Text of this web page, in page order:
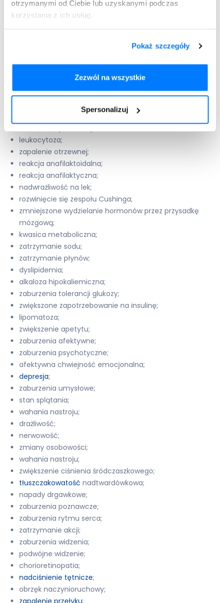
otrzymanymi od Ciebie lub uzyskanymi podczas
korzystania z ich usług.
Pokaż szczegóły
Zezwól na wszystkie
Spersonalizuj
senność;
bradykardia;
zahamowanie czynności mięśnia sercowego;
zasłabnięcie na tle krążeniowym;
ślepota przejściowa;
niewyraźne widzenie;
leukocytoza;
zapalenie otrzewnej;
reakcja anafilaktoidalna;
reakcja anafilaktyczna;
nadwrażliwość na lek;
rozwinięcie się zespołu Cushinga;
zmniejszone wydzielanie hormonów przez przysadkę
mózgową;
kwasica metaboliczna;
zatrzymanie sodu;
zatrzymanie płynów;
dyslipidemia;
alkaloza hipokaliemiczna;
zaburzenia tolerancji glukozy;
zwiększone zapotrzebowanie na insulinę;
lipomatoza;
zwiększenie apetytu;
zaburzenia afektywne;
zaburzenia psychotyczne;
afektywna chwiejność emocjonalna;
depresja;
zaburzenia umysłowe;
stan splątania;
wahania nastroju;
drażliwość;
nerwowość;
zmiany osobowości;
wahania nastroju;
zwiększenie ciśnienia śródczaszkowego;
tłuszczakowatość nadtwardówkowa;
napady drgawkowe;
zaburzenia poznawcze;
zaburzenia rytmu serca;
zatrzymanie akcji;
zaburzenia widzenia;
podwójne widzenie;
chorioretinopatia;
nadciśnienie tętnicze;
obrzęk naczynioruchowy;